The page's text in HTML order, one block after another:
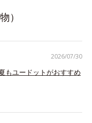
）
もユードットがおすすめ
2026/07/30